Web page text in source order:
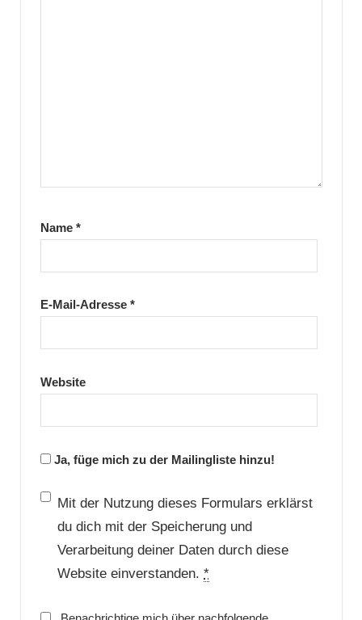
Name *
E-Mail-Adresse *
Website
Ja, füge mich zu der Mailingliste hinzu!
Mit der Nutzung dieses Formulars erklärst
du dich mit der Speicherung und
Verarbeitung deiner Daten durch diese
Website einverstanden. *